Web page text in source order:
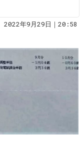
2022年9月29日｜20:58